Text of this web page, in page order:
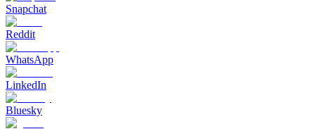
Snapchat
Reddit
WhatsApp
LinkedIn
Bluesky